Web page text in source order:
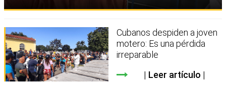
Cubanos despiden a joven
motero: Es una pérdida
irreparable
Leer artículo